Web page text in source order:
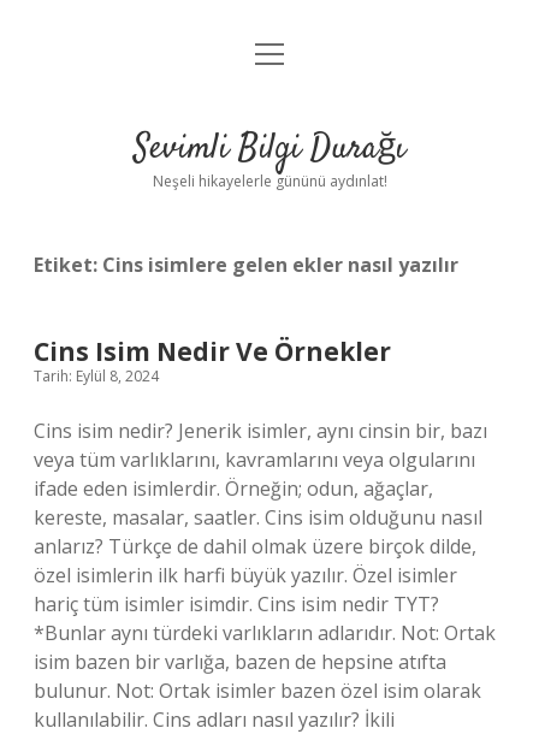
Anasayfa
Yasal Uyarı
menüyü
Sevimli Bilgi Durağı
Neşeli hikayelerle gününü aydınlat!
Etiket: Cins isimlere gelen ekler nasıl yazılır
Cins Isim Nedir Ve Örnekler
Tarih: Eylül 8, 2024
Cins isim nedir? Jenerik isimler, aynı cinsin bir, bazı
veya tüm varlıklarını, kavramlarını veya olgularını
ifade eden isimlerdir. Örneğin; odun, ağaçlar,
kereste, masalar, saatler. Cins isim olduğunu nasıl
anlarız? Türkçe de dahil olmak üzere birçok dilde,
özel isimlerin ilk harfi büyük yazılır. Özel isimler
hariç tüm isimler isimdir. Cins isim nedir TYT?
*Bunlar aynı türdeki varlıkların adlarıdır. Not: Ortak
isim bazen bir varlığa, bazen de hepsine atıfta
bulunur. Not: Ortak isimler bazen özel isim olarak
kullanılabilir. Cins adları nasıl yazılır? İkili